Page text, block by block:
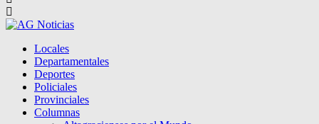
Locales
Departamentales
Deportes
Policiales
Provinciales
Columnas